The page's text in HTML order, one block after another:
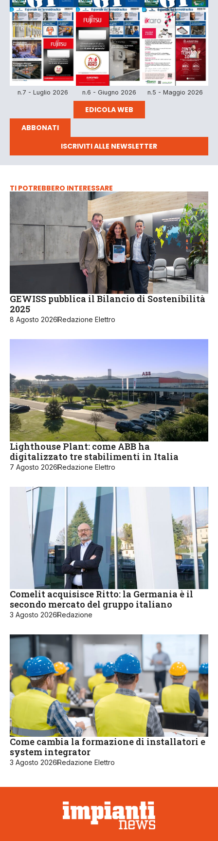
n.7 - Luglio 2026 n.6 - Giugno 2026 n.5 - Maggio 2026
EDICOLA WEB
ABBONATI
ISCRIVITI ALLE NEWSLETTER
TI POTREBBERO INTERESSARE
GEWISS pubblica il Bilancio di Sostenibilità
2025
8 Agosto 2026Redazione Elettro
Lighthouse Plant: come ABB ha
digitalizzato tre stabilimenti in Italia
7 Agosto 2026Redazione Elettro
Comelit acquisisce Ritto: la Germania è il
secondo mercato del gruppo italiano
3 Agosto 2026Redazione
Come cambia la formazione di installatori e
system integrator
3 Agosto 2026Redazione Elettro